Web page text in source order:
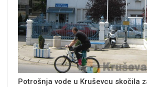
Potrošnja vode u Kruševcu skočila